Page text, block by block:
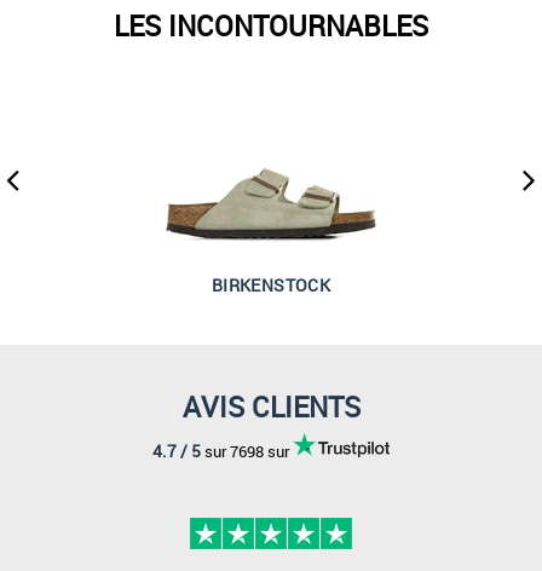
LES INCONTOURNABLES
BIRKENSTOCK
AVIS CLIENTS
4.7 / 5sur 7698 sur